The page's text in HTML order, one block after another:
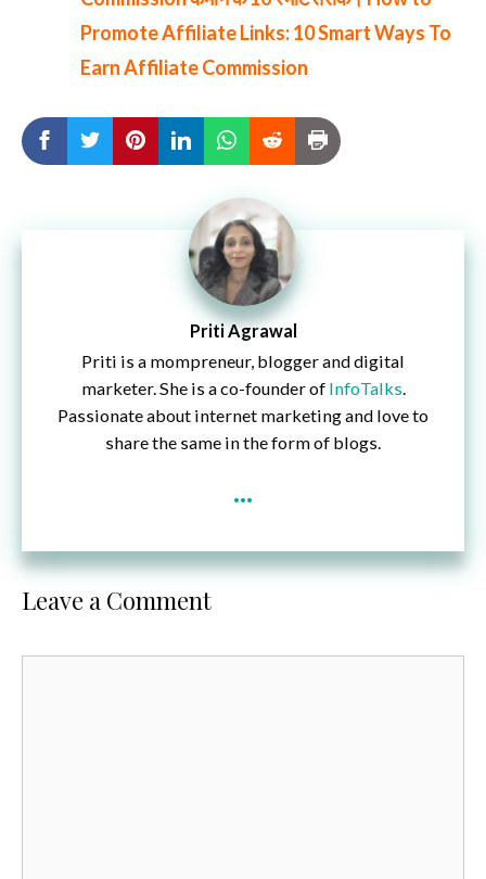
Promote Affiliate Links: 10 Smart Ways To
Earn Affiliate Commission
Priti Agrawal
Priti is a mompreneur, blogger and digital
marketer. She is a co-founder of InfoTalks.
Passionate about internet marketing and love to
share the same in the form of blogs.
...
Leave a Comment